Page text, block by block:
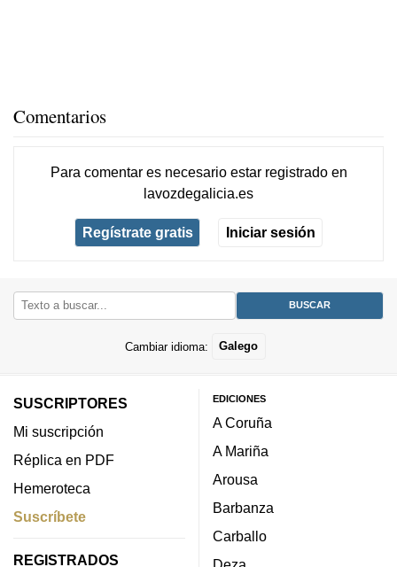
Comentarios
Para comentar es necesario estar registradoen
lavozdegalicia.es
Regístrate gratis Iniciar sesión
Cambiar idioma: Galego
SUSCRIPTORES
Mi suscripción
Réplica en PDF
Hemeroteca
Suscríbete
REGISTRADOS
EDICIONES
A Coruña
A Mariña
Arousa
Barbanza
Carballo